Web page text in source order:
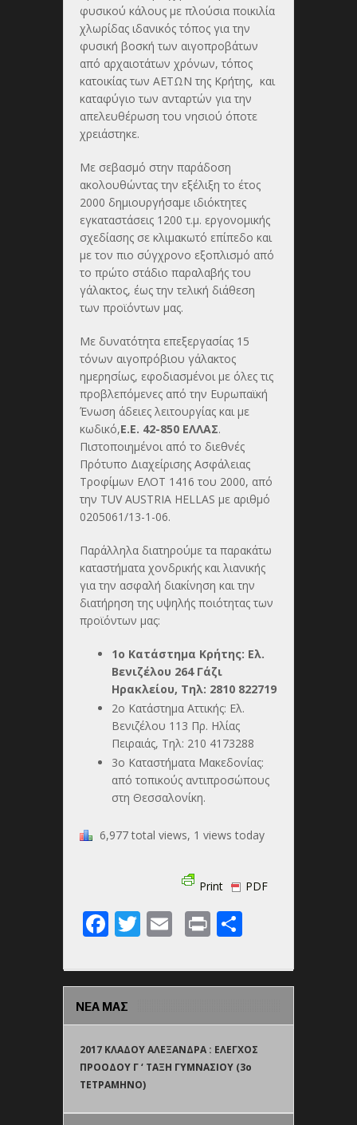
φυσικού κάλους με πλούσια ποικιλία
χλωρίδας ιδανικός τόπος για την
φυσική βοσκή των αιγοπροβάτων
από αρχαιοτάτων χρόνων, τόπος
κατοικίας των ΑΕΤΩΝ της Κρήτης, και
καταφύγιο των ανταρτών για την
απελευθέρωση του νησιού όποτε
χρειάστηκε.
Με σεβασμό στην παράδοση
ακολουθώντας την εξέλιξη το έτος
2000 δημιουργήσαμε ιδιόκτητες
εγκαταστάσεις 1200 τ.μ. εργονομικής
σχεδίασης σε κλιμακωτό επίπεδο και
με τον πιο σύγχρονο εξοπλισμό από
το πρώτο στάδιο παραλαβής του
γάλακτος, έως την τελική διάθεση
των προϊόντων μας.
Με δυνατότητα επεξεργασίας 15
τόνων αιγοπρόβιου γάλακτος
ημερησίως, εφοδιασμένοι με όλες τις
προβλεπόμενες από την Ευρωπαϊκή
Ένωση άδειες λειτουργίας και με
κωδικό,Ε.Ε. 42-850 ΕΛΛΑΣ.
Πιστοποιημένοι από το διεθνές
Πρότυπο Διαχείρισης Ασφάλειας
Τροφίμων ΕΛΟΤ 1416 του 2000, από
την TUV AUSTRIA HELLAS με αριθμό
0205061/13-1-06.
Παράλληλα διατηρούμε τα παρακάτω
καταστήματα χονδρικής και λιανικής
για την ασφαλή διακίνηση και την
διατήρηση της υψηλής ποιότητας των
προϊόντων μας:
1ο Κατάστημα Κρήτης: Ελ.
Βενιζέλου 264 Γάζι
Ηρακλείου, Τηλ: 2810 822719
2ο Κατάστημα Αττικής: Ελ.
Βενιζέλου 113 Πρ. Ηλίας
Πειραιάς, Τηλ: 210 4173288
3ο Καταστήματα Μακεδονίας:
από τοπικούς αντιπροσώπους
στη Θεσσαλονίκη.
6,977 total views, 1 views today
Print PDF
Facebook
Twitter
Email
Print
ΝΕΑ ΜΑΣ
2017 ΚΛΑΔΟΥ ΑΛΕΞΑΝΔΡΑ : ΕΛΕΓΧΟΣ
ΠΡΟΟΔΟΥ Γ ‘ ΤΑΞΗ ΓΥΜΝΑΣΙΟΥ (3o
TETΡΑΜΗΝΟ)